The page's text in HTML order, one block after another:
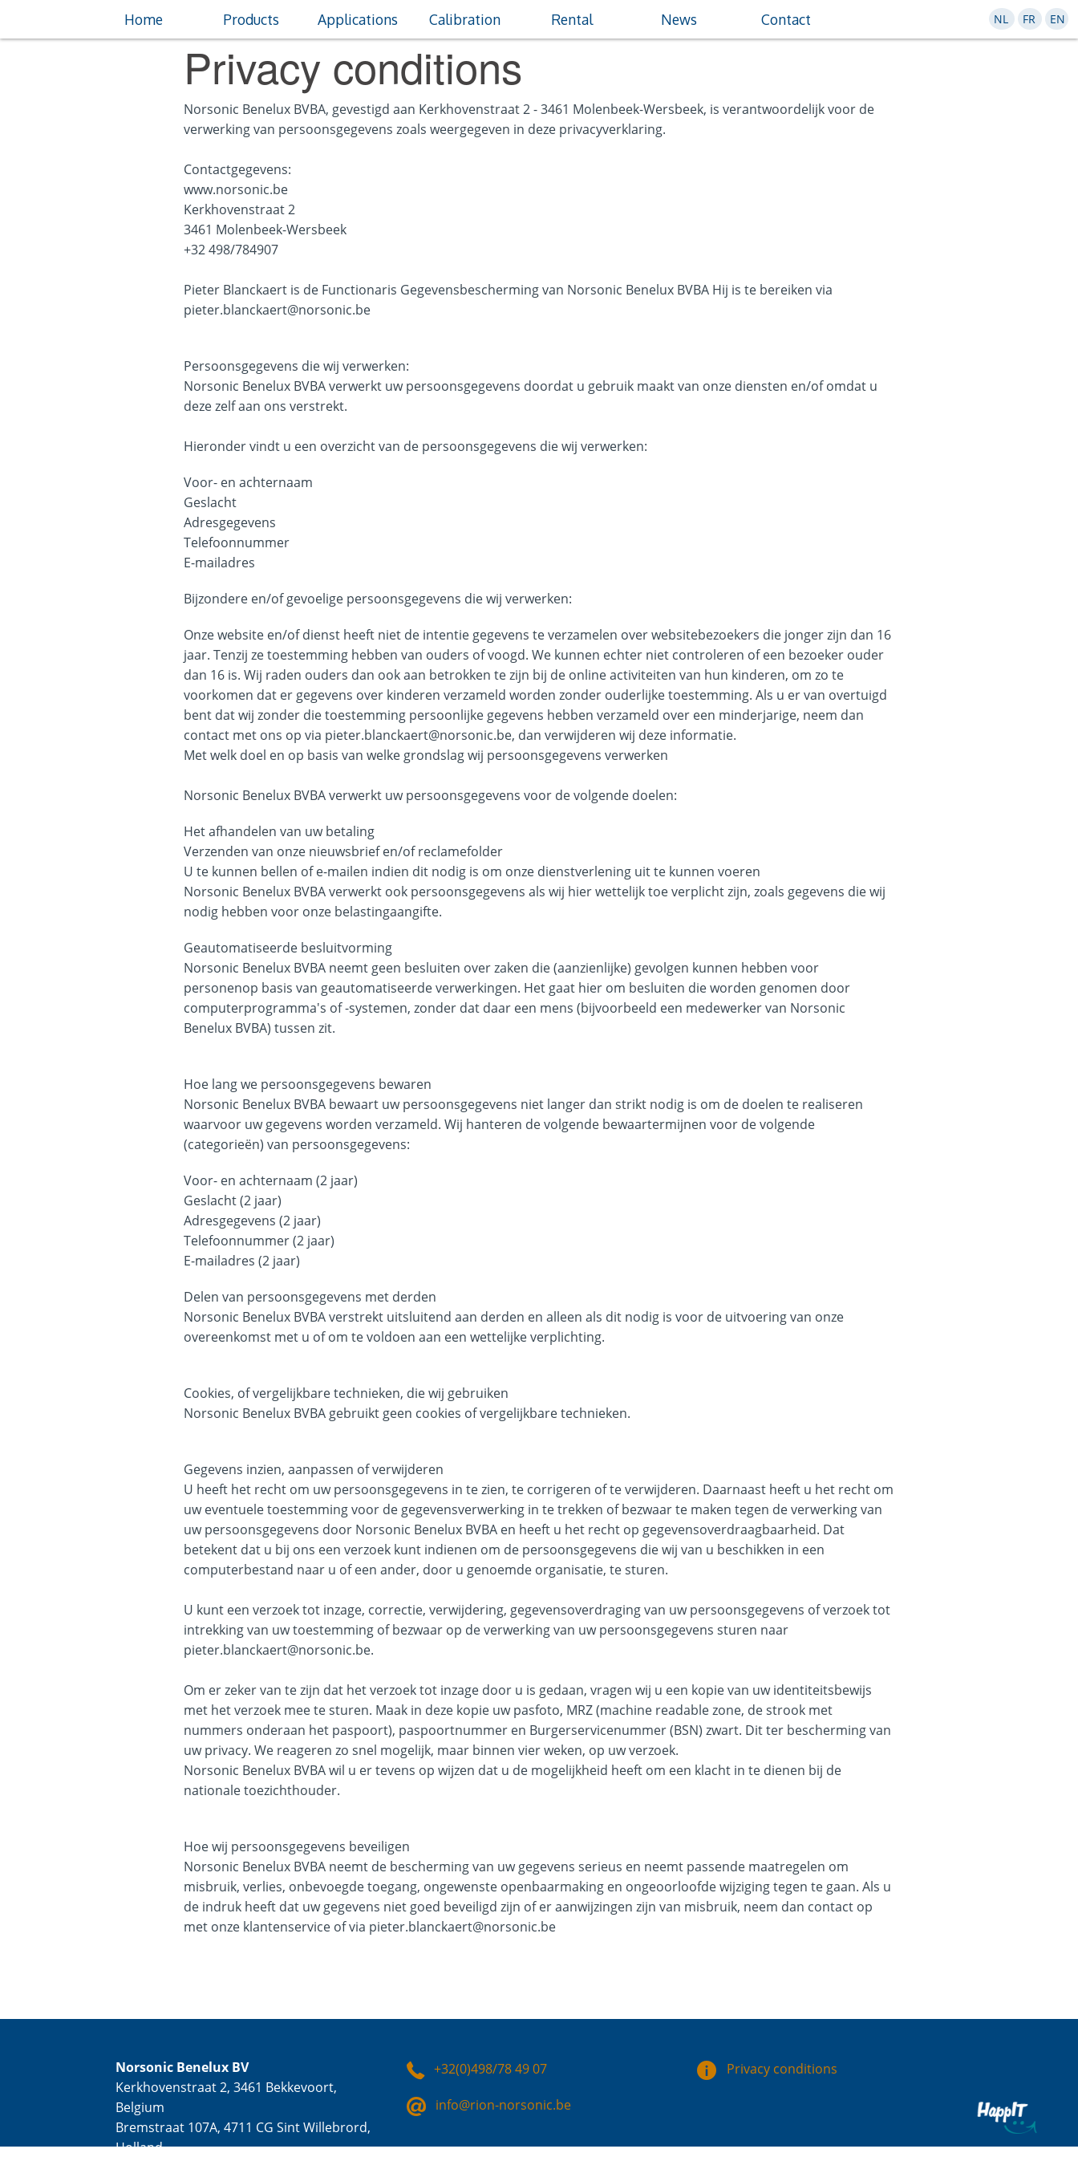
NL FR EN
Home Products Applications Calibration Rental News Contact
Privacy conditions
Norsonic Benelux BVBA, gevestigd aan Kerkhovenstraat 2 - 3461 Molenbeek-Wersbeek, is verantwoordelijk voor de
verwerking van persoonsgegevens zoals weergegeven in deze privacyverklaring.
Contactgegevens:
www.norsonic.be
Kerkhovenstraat 2
3461 Molenbeek-Wersbeek
+32 498/784907
Pieter Blanckaert is de Functionaris Gegevensbescherming van Norsonic Benelux BVBA Hij is te bereiken via
pieter.blanckaert@norsonic.be
Persoonsgegevens die wij verwerken:
Norsonic Benelux BVBA verwerkt uw persoonsgegevens doordat u gebruik maakt van onze diensten en/of omdat u
deze zelf aan ons verstrekt.
Hieronder vindt u een overzicht van de persoonsgegevens die wij verwerken:
Voor- en achternaam
Geslacht
Adresgegevens
Telefoonnummer
E-mailadres​
Bijzondere en/of gevoelige persoonsgegevens die wij verwerken:
Onze website en/of dienst heeft niet de intentie gegevens te verzamelen over websitebezoekers die jonger zijn dan 16
jaar. Tenzij ze toestemming hebben van ouders of voogd. We kunnen echter niet controleren of een bezoeker ouder
dan 16 is. Wij raden ouders dan ook aan betrokken te zijn bij de online activiteiten van hun kinderen, om zo te
voorkomen dat er gegevens over kinderen verzameld worden zonder ouderlijke toestemming. Als u er van overtuigd
bent dat wij zonder die toestemming persoonlijke gegevens hebben verzameld over een minderjarige, neem dan
contact met ons op via pieter.blanckaert@norsonic.be, dan verwijderen wij deze informatie.
Met welk doel en op basis van welke grondslag wij persoonsgegevens verwerken
Norsonic Benelux BVBA verwerkt uw persoonsgegevens voor de volgende doelen:
Het afhandelen van uw betaling
Verzenden van onze nieuwsbrief en/of reclamefolder
U te kunnen bellen of e-mailen indien dit nodig is om onze dienstverlening uit te kunnen voeren
Norsonic Benelux BVBA verwerkt ook persoonsgegevens als wij hier wettelijk toe verplicht zijn, zoals gegevens die wij
nodig hebben voor onze belastingaangifte.
Geautomatiseerde besluitvorming
Norsonic Benelux BVBA neemt geen besluiten over zaken die (aanzienlijke) gevolgen kunnen hebben voor
personenop basis van geautomatiseerde verwerkingen. Het gaat hier om besluiten die worden genomen door
computerprogramma's of -systemen, zonder dat daar een mens (bijvoorbeeld een medewerker van Norsonic
Benelux BVBA) tussen zit.
Hoe lang we persoonsgegevens bewaren
Norsonic Benelux BVBA bewaart uw persoonsgegevens niet langer dan strikt nodig is om de doelen te realiseren
waarvoor uw gegevens worden verzameld. Wij hanteren de volgende bewaartermijnen voor de volgende
(categorieën) van persoonsgegevens:
Voor- en achternaam (2 jaar)
Geslacht (2 jaar)
Adresgegevens (2 jaar)
Telefoonnummer (2 jaar)
E-mailadres (2 jaar)
Delen van persoonsgegevens met derden
Norsonic Benelux BVBA verstrekt uitsluitend aan derden en alleen als dit nodig is voor de uitvoering van onze
overeenkomst met u of om te voldoen aan een wettelijke verplichting.
Cookies, of vergelijkbare technieken, die wij gebruiken
Norsonic Benelux BVBA gebruikt geen cookies of vergelijkbare technieken.
Gegevens inzien, aanpassen of verwijderen
U heeft het recht om uw persoonsgegevens in te zien, te corrigeren of te verwijderen. Daarnaast heeft u het recht om
uw eventuele toestemming voor de gegevensverwerking in te trekken of bezwaar te maken tegen de verwerking van
uw persoonsgegevens door Norsonic Benelux BVBA en heeft u het recht op gegevensoverdraagbaarheid. Dat
betekent dat u bij ons een verzoek kunt indienen om de persoonsgegevens die wij van u beschikken in een
computerbestand naar u of een ander, door u genoemde organisatie, te sturen.
U kunt een verzoek tot inzage, correctie, verwijdering, gegevensoverdraging van uw persoonsgegevens of verzoek tot
intrekking van uw toestemming of bezwaar op de verwerking van uw persoonsgegevens sturen naar
pieter.blanckaert@norsonic.be.
Om er zeker van te zijn dat het verzoek tot inzage door u is gedaan, vragen wij u een kopie van uw identiteitsbewijs
met het verzoek mee te sturen. Maak in deze kopie uw pasfoto, MRZ (machine readable zone, de strook met
nummers onderaan het paspoort), paspoortnummer en Burgerservicenummer (BSN) zwart. Dit ter bescherming van
uw privacy. We reageren zo snel mogelijk, maar binnen vier weken, op uw verzoek.
Norsonic Benelux BVBA wil u er tevens op wijzen dat u de mogelijkheid heeft om een klacht in te dienen bij de
nationale toezichthouder.
Hoe wij persoonsgegevens beveiligen
Norsonic Benelux BVBA neemt de bescherming van uw gegevens serieus en neemt passende maatregelen om
misbruik, verlies, onbevoegde toegang, ongewenste openbaarmaking en ongeoorloofde wijziging tegen te gaan. Als u
de indruk heeft dat uw gegevens niet goed beveiligd zijn of er aanwijzingen zijn van misbruik, neem dan contact op
met onze klantenservice of via pieter.blanckaert@norsonic.be
Norsonic Benelux BV
Kerkhovenstraat 2, 3461 Bekkevoort,
Belgium
Bremstraat 107A, 4711 CG Sint Willebrord,
Holland
+32(0)498/78 49 07
info@rion-norsonic.be
Privacy conditions